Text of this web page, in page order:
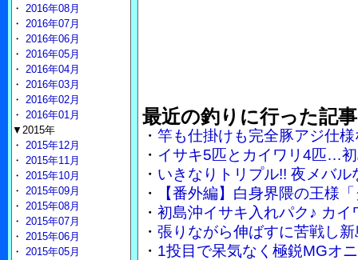
最近の釣りに行った記事
・ 竿も仕掛けも完全豚アジ仕
・ イサキ5匹とカイワリ4匹…
・ いきなりトリプル!! 夜メバ
・
【番外編】白身界隈の王様
・ 初島沖イサキ入れパク♪ カ
・ 張りながら伸ばすに苦戦し
・ 1投目で呆気なく極鋭MGオ
・ 2016年08月
・ 2016年07月
・ 2016年06月
・ 2016年05月
・ 2016年04月
・ 2016年03月
・ 2016年02月
・ 2016年01月
▼2015年
・ 2015年12月
・ 2015年11月
・ 2015年10月
・ 2015年09月
・ 2015年08月
・ 2015年07月
・ 2015年06月
・ 2015年05月